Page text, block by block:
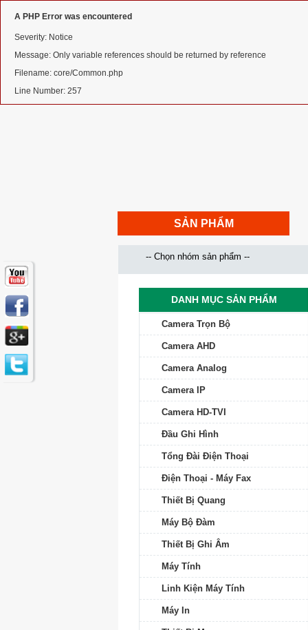
A PHP Error was encountered
Severity: Notice
Message: Only variable references should be returned by reference
Filename: core/Common.php
Line Number: 257
SẢN PHẨM
DANH MỤC SẢN PHẨM
Camera Trọn Bộ
Camera AHD
Camera Analog
Camera IP
Camera HD-TVI
Đầu Ghi Hình
Tổng Đài Điện Thoại
Điện Thoại - Máy Fax
Thiết Bị Quang
Máy Bộ Đàm
Thiết Bị Ghi Âm
Máy Tính
Linh Kiện Máy Tính
Máy In